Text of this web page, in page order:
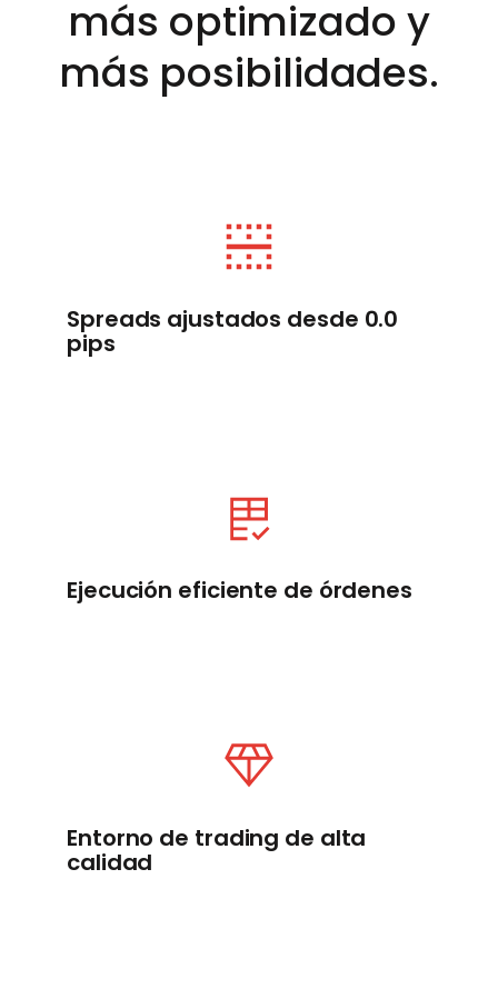
más optimizado y
más posibilidades.
Spreads ajustados desde 0.0
pips
Ejecución eficiente de órdenes
Entorno de trading de alta
calidad